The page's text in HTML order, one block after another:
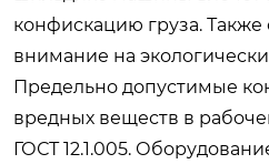
конфискацию груза. Также
внимание на
Предельно допустимые
вредных веществ в
ГОСТ 12.1.005.